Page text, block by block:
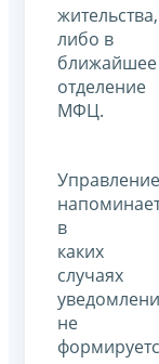
жительства,
либо в
ближайшее
отделение
МФЦ.
Управление
в
каких
случаях
не